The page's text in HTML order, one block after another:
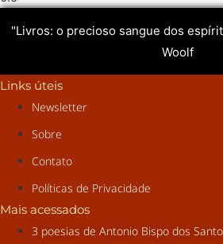
"Livros: o precioso sangue dos
Woolf
Links úteis
Newsletter
Sobre
Contato
Políticas de Privacidade
Mais acessados
3 poesias de Antonio Bispo dos